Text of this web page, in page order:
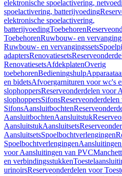
elektronische spoelactivering,
spoelactivering, batterijvoeding
elektronische spoelactivering,
batterijvoedingToebehoren
ToebehorenRuwbouw- en
Ruwbouw- en vervangingssets
adaptersRenovatiesets
RenovatiesetsAfdekplatenOverig
toebehorenBedieningshulp
en bidetsAfvoergarnituren voor wc's
slophoppersReserveonderdelen voor
slophoppersSifonsReserveonderdelen
SifonsAansluitbochten
AansluitbochtenAansluitstuk
AansluitstukAansluitsets
AansluitsetsSpoelbochtverlengingen
Spoelbochtverlengingen
voor Aansluitingen van PVC
en verbindingsstukken
urinoirsReserveonderdelen voor